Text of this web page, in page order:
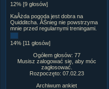
12% [9 głosów]
KaÂżda pogoda jest dobra na
Quidditcha. ÂŚnieg nie powstrzyma
mnie przed regularnymi treningami.
14% [11 głosów]
Ogółem głosów: 77
Musisz zalogować się, aby móc
zagłosować.
Rozpoczęto: 07.02.23
Archiwum ankiet